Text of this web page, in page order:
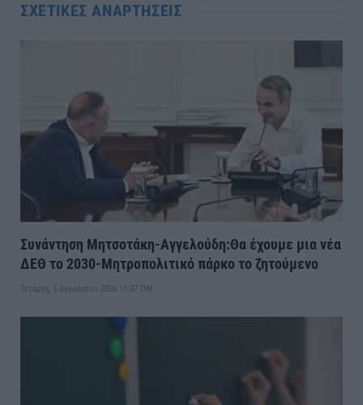
ΣΧΕΤΙΚΈΣ ΑΝΑΡΤΉΣΕΙΣ
Συνάντηση Μητσοτάκη-Αγγελούδη:Θα έχουμε μια νέα
ΔΕΘ το 2030-Μητροπολιτικό πάρκο το ζητούμενο
Τετάρτη, 5 Αυγούστου 2026 11:37 ΠΜ